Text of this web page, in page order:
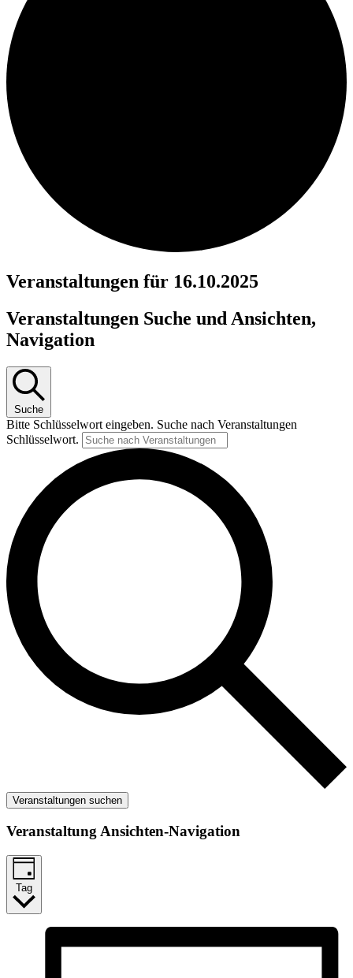
Veranstaltungen für 16.10.2025
Veranstaltungen Suche und Ansichten,
Navigation
Suche
Bitte Schlüsselwort eingeben. Suche nach Veranstaltungen
Schlüsselwort.
Veranstaltungen suchen
Veranstaltung Ansichten-Navigation
Tag